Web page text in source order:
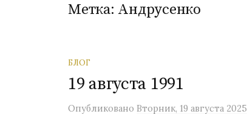
Метка: Андрусенко
БЛОГ
19 августа 1991
Опубликовано Вторник, 19 августа 2025